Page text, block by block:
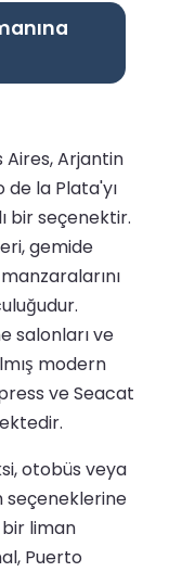
Aires, Arjantin
de la Plata'yı
bir seçenektir.
gemide
salonları ve
modern
ve Seacat
otobüs veya
seçeneklerine
liman
Puerto